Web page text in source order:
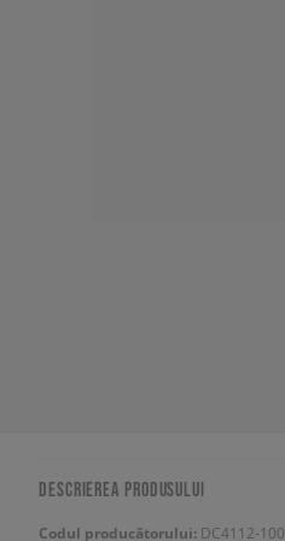
DESCRIEREA PRODUSULUI
Codul producătorului: DC4112-100